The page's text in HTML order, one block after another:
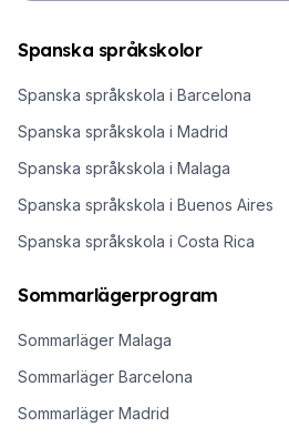
Spanska språkskolor
Spanska språkskola i Barcelona
Spanska språkskola i Madrid
Spanska språkskola i Malaga
Spanska språkskola i Buenos Aires
Spanska språkskola i Costa Rica
Sommarlägerprogram
Sommarläger Malaga
Sommarläger Barcelona
Sommarläger Madrid